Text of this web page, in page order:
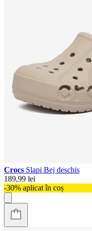
Crocs Slapi Bej deschis
189,99 lei
-30% aplicat în coș